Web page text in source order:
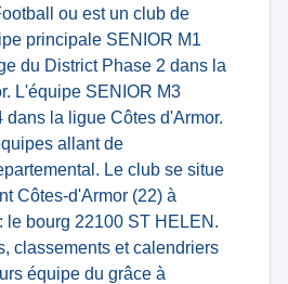
ou est un club de
principale SENIOR M1
du District Phase 2 dans la
L'équipe SENIOR M3
dans la ligue Côtes d'Armor.
allant de
Le club se situe
Côtes-d'Armor (22) à
le bourg 22100 ST HELEN.
classements et calendriers
équipe du grâce à